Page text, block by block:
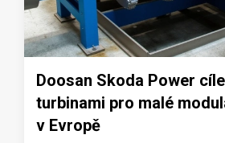
Doosan Skoda Power
turbinami pro malé
v Evropě